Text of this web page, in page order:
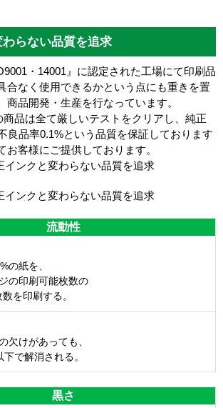
らない品質を追求
・14001』に認定された工場にて印刷品
合なく使用できるかという点にも重きを置
商品開発・生産を行なっています。
品は全て厳しいテストをクリアし、 純正
良品率0.1%という品質を保証しております
お客様にご提供しております。
流動性
の紙を、
の印刷可能枚数の
を印刷する。
欠けがあっても、
で解消される。
黒さ